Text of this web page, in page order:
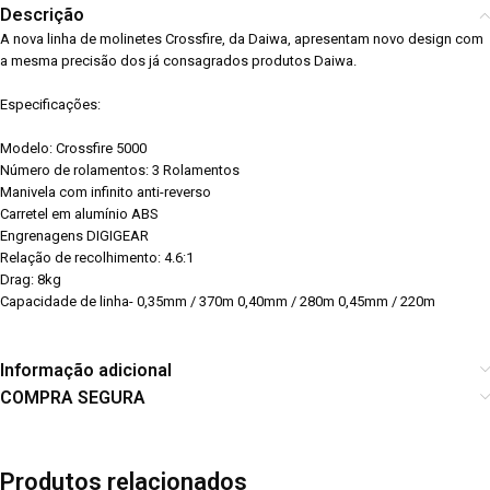
Descrição
A nova linha de molinetes Crossfire, da Daiwa, apresentam novo design com
a mesma precisão dos já consagrados produtos Daiwa.
Especificações:
Modelo: Crossfire 5000
Número de rolamentos: 3 Rolamentos
Manivela com infinito anti-reverso
Carretel em alumínio ABS
Engrenagens DIGIGEAR
Relação de recolhimento: 4.6:1
Drag: 8kg
Capacidade de linha- 0,35mm / 370m 0,40mm / 280m 0,45mm / 220m
Informação adicional
COMPRA SEGURA
Produtos relacionados